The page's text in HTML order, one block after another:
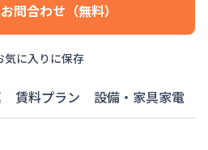
問合わせ（無料）
気に入りに保存
賃料プラン 設備・家具家電